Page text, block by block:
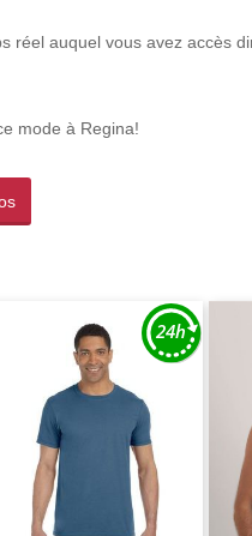
réel auquel vous avez accès
mode à Regina!